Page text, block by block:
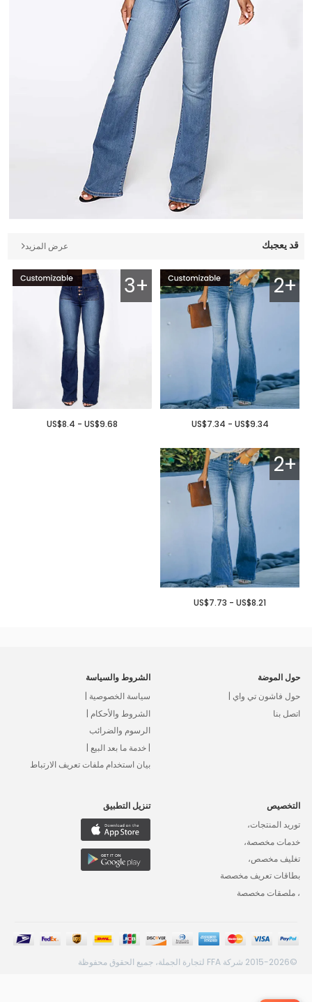
قد يعجبك عرض المزيد
2+
US$7.34 - US$9.34
3+
US$8.4 - US$9.68
2+
US$7.73 - US$8.21
حول الموضة
حول فاشون تي واي |
اتصل بنا
الشروط والسياسة
سياسة الخصوصية |
الشروط والأحكام |
الرسوم والضرائب
| خدمة ما بعد البيع |
بيان استخدام ملفات تعريف الارتباط
التخصيص
توريد المنتجات،
خدمات مخصصة،
تغليف مخصص،
بطاقات تعريف مخصصة
، ملصقات مخصصة
تنزيل التطبيق
©2015-2026 شركة FFA لتجارة الجملة، جميع الحقوق محفوظة